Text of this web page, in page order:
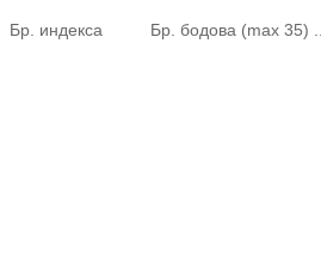
Бр. индекса Бр. бодова (max 35) ...